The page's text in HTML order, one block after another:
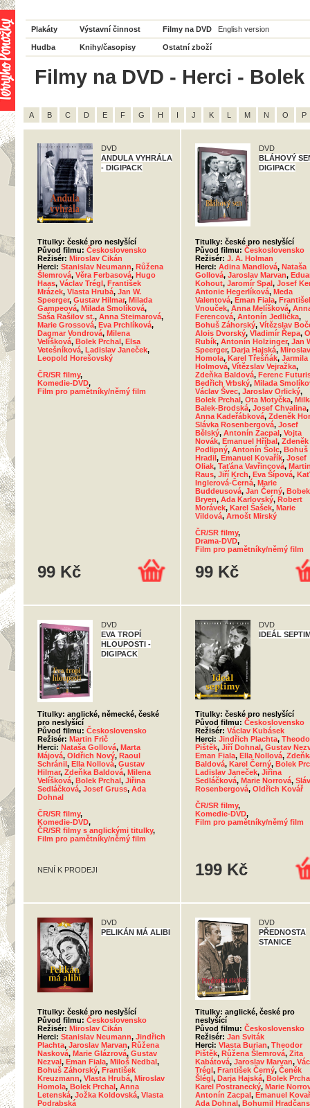
Plakáty Výstavní činnost Filmy na DVD English version
Hudba Knihy/časopisy Ostatní zboží
Filmy na DVD - Herci -
A B C D E F G H I J K L M N O P
DVD
ANDULA VYHRÁLA
- DIGIPACK
Titulky: české pro neslyšící
Původ filmu: Československo
Režisér: Miroslav Cikán
Herci: Stanislav Neumann, Růžena
Šlemrová, Věra Ferbasová, Hugo
Haas, Václav Trégl, František
Mrázek, Vlasta Hrubá, Jan W.
Speerger, Gustav Hilmar, Milada
Gampeová, Milada Smolíková,
Saša Rašilov st., Anna Steimarová,
Marie Grossová, Eva Prchlíková,
Dagmar Vondrová, Milena
Velíšková, Bolek Prchal, Elsa
Vetešníková, Ladislav Janeček,
Leopold Horešovský
ČR/SR filmy,
Komedie-DVD,
Film pro pamětníky/němý film
99 Kč
DVD
BLÁHOVÝ
DIGIPACK
Titulky: české pro neslyšící
Původ filmu: Československo
Režisér: J. A. Holman
Herci: Adina Mandlová, Nataša
Gollová, Jaroslav Marvan,
Kohout, Jaromír Spal, Josef
Antonie Hegerlíková, Meda
Valentová, Eman Fiala,
Vnouček, Anna Melíšková,
Ferencová, Antonín Jedlička,
Bohuš Záhorský, Vítězslav
Alois Dvorský, Vladimír Řepa,
Rubík, Antonín Holzinger, Jan
Speerger, Darja Hajská, Miroslav
Homola, Karel Třešňák, Jarmila
Holmová, Vítězslav Vejražka,
Zdeňka Baldová, Ferenc
Bedřich Vrbský, Milada
Václav Švec, Jaroslav Orlický,
Bolek Prchal, Ota Motyčka,
Balek-Brodská, Josef Chvalina,
Anna Kadeřábková, Zdeněk
Slávka Rosenbergová, Josef
Bělský, Antonín Zacpal, Vojta
Novák, Emanuel Hříbal, Zdeněk
Podlipný, Antonín Šolc, Bohuš
Hradil, Emanuel Kovařík, Josef
Oliak, Taťána Vavřincová,
Raus, Jiří Krch, Eva Šípová,
Inglerová-Černá, Marie
Buddeusová, Jan Černý, Bobek
Bryen, Ada Karlovský, Robert
Morávek, Karel Šašek, Marie
Vildová, Arnošt Mirský
ČR/SR filmy,
Drama-DVD,
Film pro pamětníky/němý film
99 Kč
DVD
EVA TROPÍ
HLOUPOSTI -
DIGIPACK
Titulky: anglické, německé, české
pro neslyšící
Původ filmu: Československo
Režisér: Martin Frič
Herci: Nataša Gollová, Marta
Májová, Oldřich Nový, Raoul
Schránil, Ella Nollová, Gustav
Hilmar, Zdeňka Baldová, Milena
Velíšková, Bolek Prchal, Jiřina
Sedláčková, Josef Gruss, Ada
Dohnal
ČR/SR filmy,
Komedie-DVD,
ČR/SR filmy s anglickými titulky,
Film pro pamětníky/němý film
NENÍ K PRODEJI
DVD
IDEÁL
Titulky: české pro neslyšící
Původ filmu: Československo
Režisér: Václav Kubásek
Herci: Jindřich Plachta,
Pištěk, Jiří Dohnal, Gustav
Eman Fiala, Ella Nollová,
Baldová, Karel Černý, Bolek
Ladislav Janeček, Jiřina
Sedláčková, Marie Norrová,
Rosenbergová, Oldřich Kovář
ČR/SR filmy,
Komedie-DVD,
Film pro pamětníky/němý film
199 Kč
DVD
PELIKÁN MÁ ALIBI
Titulky: české pro neslyšící
Původ filmu: Československo
Režisér: Miroslav Cikán
Herci: Stanislav Neumann, Jindřich
Plachta, Jaroslav Marvan, Růžena
Nasková, Marie Glázrová, Gustav
Nezval, Eman Fiala, Miloš Nedbal,
Bohuš Záhorský, František
Kreuzmann, Vlasta Hrubá, Miroslav
Homola, Bolek Prchal, Anna
Letenská, Jožka Koldovská, Vlasta
Podrabská
DVD
PŘEDNOSTA
STANICE
Titulky: anglické, české pro
neslyšící
Původ filmu: Československo
Režisér: Jan Sviták
Herci: Vlasta Burian, Theodor
Pištěk, Růžena Šlemrová, Zita
Kabátová, Jaroslav Marvan,
Trégl, František Černý, Čeněk
Šlégl, Darja Hajská, Bolek
Karel Postranecký, Marie
Antonín Zacpal, Emanuel
Ada Dohnal, Bohumil